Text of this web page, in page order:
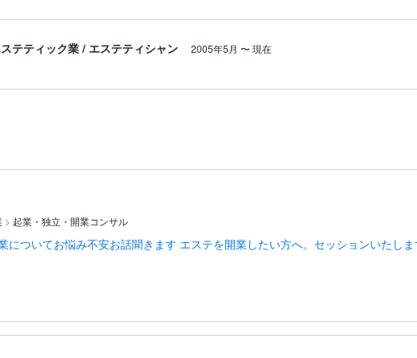
テティック業 / エステティシャン 2005年5月 〜現在
> 起業・独立・開業コンサル
についてお悩み不安お話聞きます エステを開業したい方へ。セッションいたしま